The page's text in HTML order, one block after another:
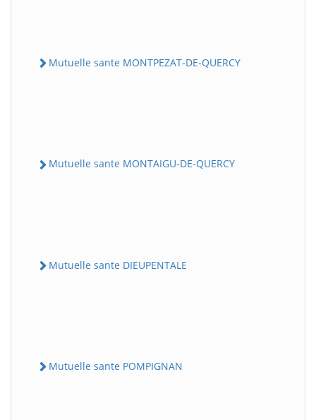
Mutuelle sante MONTPEZAT-DE-QUERCY
Mutuelle sante MONTAIGU-DE-QUERCY
Mutuelle sante DIEUPENTALE
Mutuelle sante POMPIGNAN